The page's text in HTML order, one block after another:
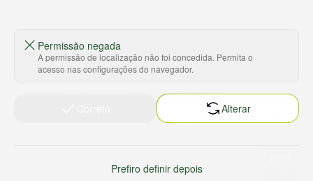
Ajuda e Suporte
Trabalhe conosco
Política de reembolso
Permissão negada
A permissão de localização não foi concedida. Permita o
acesso nas configurações do navegador.
Alterar
Prefiro definir depois